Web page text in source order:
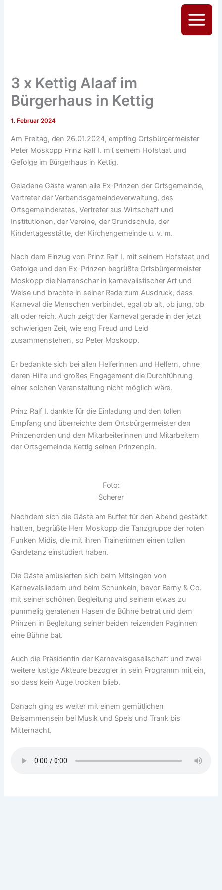
Main
3 x Kettig Alaaf im
Bürgerhaus in Kettig
1. Februar 2024
Am Freitag, den 26.01.2024, empfing Ortsbürgermeister
Peter Moskopp Prinz Ralf I. mit seinem Hofstaat und
Gefolge im Bürgerhaus in Kettig.
Geladene Gäste waren alle Ex-Prinzen der Ortsgemeinde,
Vertreter der Verbandsgemeindeverwaltung, des
Ortsgemeinderates, Vertreter aus Wirtschaft und
Institutionen, der Vereine, der Grundschule, der
Kindertagesstätte, der Kirchengemeinde u. v. m.
Nach dem Einzug von Prinz Ralf I. mit seinem Hofstaat und
Gefolge und den Ex-Prinzen begrüßte Ortsbürgermeister
Moskopp die Narrenschar in karnevalistischer Art und
Weise und brachte in seiner Rede zum Ausdruck, dass
Karneval die Menschen verbindet, egal ob alt, ob jung, ob
alt oder reich. Auch zeigt der Karneval gerade in der jetzt
schwierigen Zeit, wie eng Freud und Leid
zusammenstehen, so Peter Moskopp.
Er bedankte sich bei allen Helferinnen und Helfern, ohne
deren Hilfe und großes Engagement die Durchführung
einer solchen Veranstaltung nicht möglich wäre.
Prinz Ralf I. dankte für die Einladung und den tollen
Empfang und überreichte dem Ortsbürgermeister den
Prinzenorden und den Mitarbeiterinnen und Mitarbeitern
der Ortsgemeinde Kettig seinen Prinzenpin.
Foto:
Scherer
Nachdem sich die Gäste am Buffet für den Abend gestärkt
hatten, begrüßte Herr Moskopp die Tanzgruppe der roten
Funken Midis, die mit ihren Trainerinnen einen tollen
Gardetanz einstudiert haben.
Die Gäste amüsierten sich beim Mitsingen von
Karnevalsliedern und beim Schunkeln, bevor Berny & Co.
mit seiner schönen Begleitung und seinem etwas zu
pummelig geratenen Hasen die Bühne betrat und dem
Prinzen in Begleitung seiner beiden reizenden Paginnen
eine Bühne bat.
Auch die Präsidentin der Karnevalsgesellschaft und zwei
weitere lustige Akteure bezog er in sein Programm mit ein,
so dass kein Auge trocken blieb.
Danach ging es weiter mit einem gemütlichen
Beisammensein bei Musik und Speis und Trank bis
Mitternacht.